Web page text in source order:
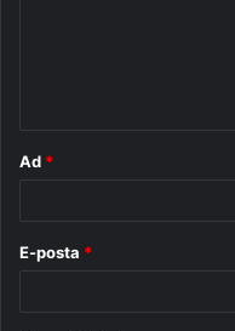
Ad *
E-posta *